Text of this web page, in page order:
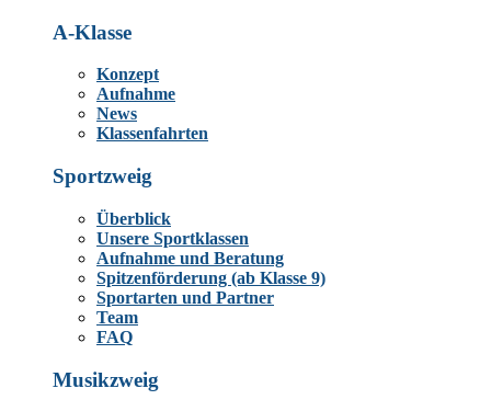
A-Klasse
Konzept
Aufnahme
News
Klassenfahrten
Sportzweig
Überblick
Unsere Sportklassen
Aufnahme und Beratung
Spitzenförderung (ab Klasse 9)
Sportarten und Partner
Team
FAQ
Musikzweig